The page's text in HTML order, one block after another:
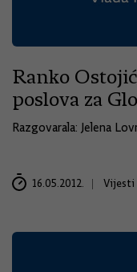
Ranko
poslova za
Razgovarala: Jelena
16.05.2012. Vijesti